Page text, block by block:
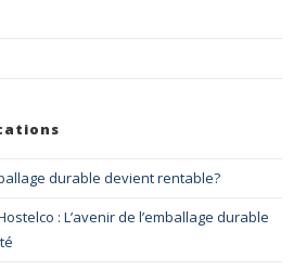
durable devient rentable?
: L’avenir de l’emballage durable